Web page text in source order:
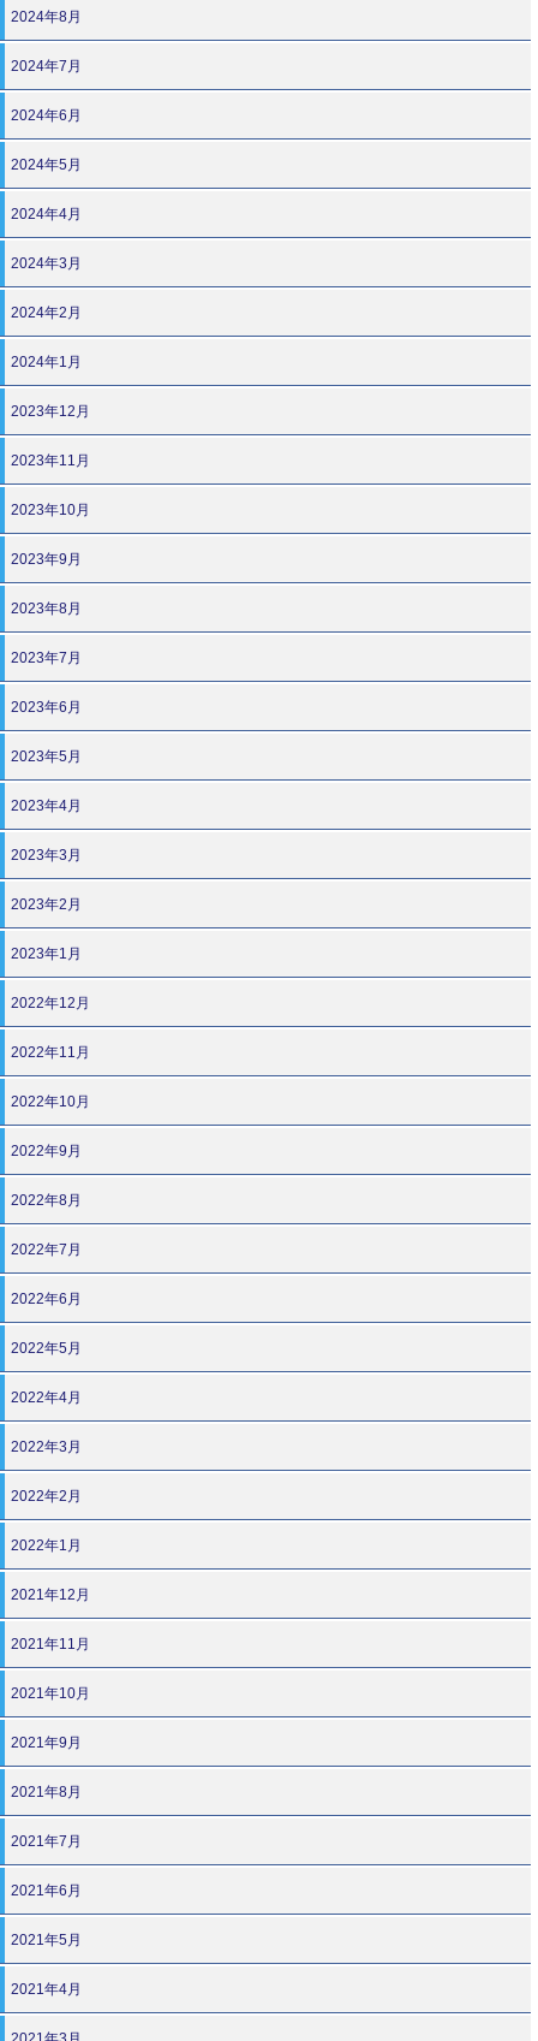
2024年8月
2024年7月
2024年6月
2024年5月
2024年4月
2024年3月
2024年2月
2024年1月
2023年12月
2023年11月
2023年10月
2023年9月
2023年8月
2023年7月
2023年6月
2023年5月
2023年4月
2023年3月
2023年2月
2023年1月
2022年12月
2022年11月
2022年10月
2022年9月
2022年8月
2022年7月
2022年6月
2022年5月
2022年4月
2022年3月
2022年2月
2022年1月
2021年12月
2021年11月
2021年10月
2021年9月
2021年8月
2021年7月
2021年6月
2021年5月
2021年4月